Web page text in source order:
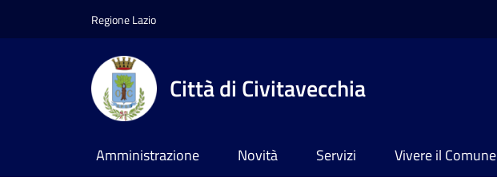
Regione Lazio
Città di Civitavecchia
Amministrazione Novità Servizi Vivere il Comune